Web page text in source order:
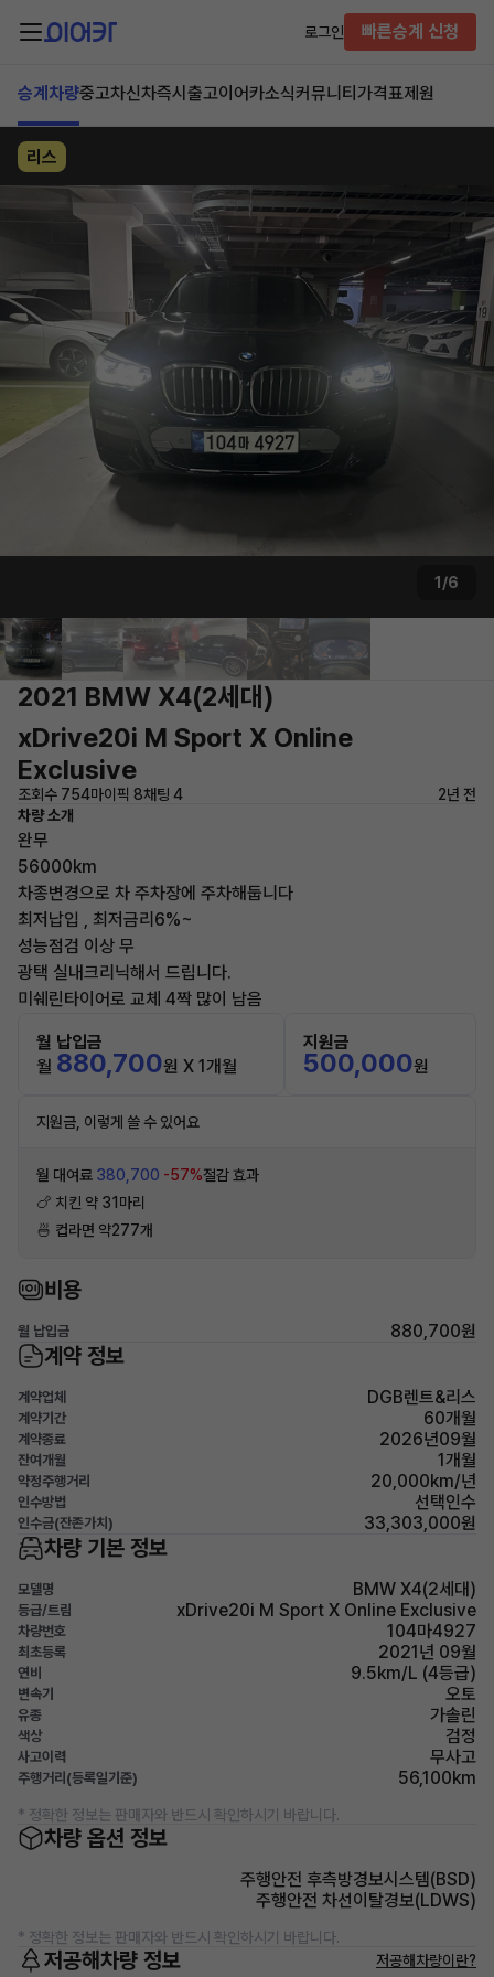
로그인 빠른승계 신청
승계차량중고차신차즉시출고이어카소식커뮤니티 가격표제원
리스
1/6
2021 BMW X4(2세대)
xDrive20i M Sport X Online
Exclusive
조회수 754마이픽 8채팅 4
2년 전
차량 소개
완무
56000km
차종변경으로 차 주차장에 주차해둡니다
최저납입 , 최저금리6%~
성능점검 이상 무
광택 실내크리닉해서 드립니다.
미쉐린타이어로 교체 4짝 많이 남음
월 납입금
월 880,700원 X 1개월
지원금
500,000원
지원금, 이렇게 쓸 수 있어요
월 대여료 380,700 -57%절감 효과
🍗 치킨 약 31마리
🍜 컵라면 약277개
비용
월 납입금 880,700원
계약 정보
계약업체 DGB렌트&리스
계약기간 60개월
계약종료 2026년09월
잔여개월 1개월
약정주행거리 20,000km/년
인수방법 선택인수
인수금(잔존가치) 33,303,000원
차량 기본 정보
모델명 BMW X4(2세대)
등급/트림 xDrive20i M Sport X Online Exclusive
차량번호 104마4927
최초등록 2021년 09월
연비 9.5km/L (4등급)
변속기 오토
유종 가솔린
색상 검정
사고이력 무사고
주행거리(등록일기준) 56,100km
* 정확한 정보는 판매자와 반드시 확인하시기 바랍니다.
차량 옵션 정보
주행안전 후측방경보시스템(BSD)
주행안전 차선이탈경보(LDWS)
* 정확한 정보는 판매자와 반드시 확인하시기 바랍니다.
저공해차량 정보 저공해차량이란?